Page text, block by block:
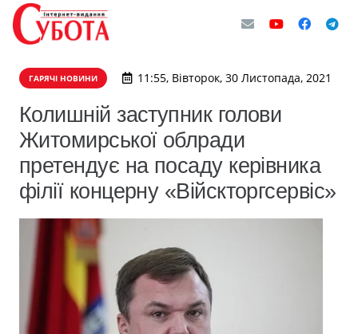
ГАРЯЧІ НОВИНИ 11:55, Вівторок, 30 Листопада, 2021
Колишній заступник голови
Житомирської облради
претендує на посаду керівника
філії концерну «Війскторгсервіс»